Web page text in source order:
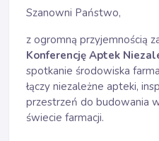
Szanowni Państwo,
z ogromną przyjemnością
Konferencję Aptek
spotkanie środowiska
łączy niezależne apteki,
przestrzeń do budowania
świecie farmacji.